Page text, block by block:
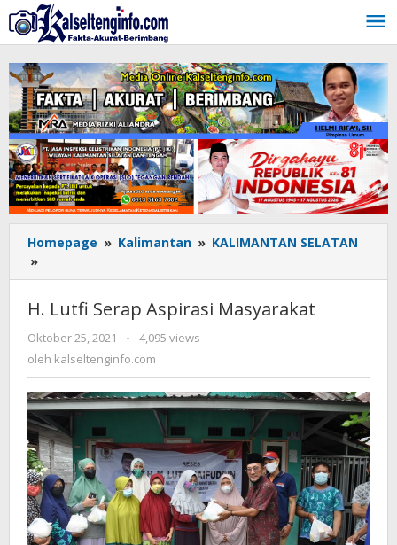
Lewati
ke
konten
Homepage » Kalimantan » KALIMANTAN SELATAN
»
Lutfi
Aspirasi
Masyarakat
H. Lutfi Serap Aspirasi Masyarakat
Oktober 25, 2021
oleh
kalseltenginfo.com
-
4,095 views
oleh kalseltenginfo.com